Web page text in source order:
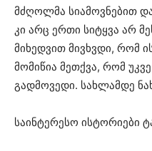
მძღოლმა სიამოვნებით
კი არც ერთი სიტყვა არ
მიხედვით მივხვდი, რომ
მომიწია მეთქვა, რომ
გადმოვედი. სახლამდე
საინტერესო ისტორიები